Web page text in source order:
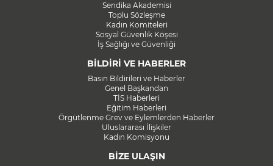
Sendika Akademisi
Toplu Sözleşme
Kadın Komiteleri
Sosyal Güvenlik Köşesi
İş Sağlığı ve Güvenliği
BİLDİRİ VE HABERLER
Basın Bildirileri ve Haberler
Genel Başkandan
TİS Haberleri
Eğitim Haberleri
Örgütlenme Grev ve Eylemlerden Haberler
Uluslararası İlişkiler
Kadın Komisyonu
BİZE ULAŞIN